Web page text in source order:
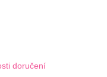
doručení